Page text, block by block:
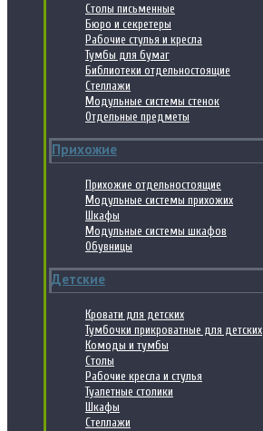
Столы письменные
Бюро и секретеры
Рабочие стулья и кресла
Тумбы для бумаг
Библиотеки отдельностоящие
Стеллажи
Модульные системы стенок
Отдельные предметы
Прихожие
Прихожие отдельностоящие
Модульные системы прихожих
Шкафы
Модульные системы шкафов
Обувницы
Детские
Кровати для детских
Тумбочки прикроватные для детских
Комоды и тумбы
Столы
Рабочие кресла и стулья
Туалетные столики
Шкафы
Стеллажи